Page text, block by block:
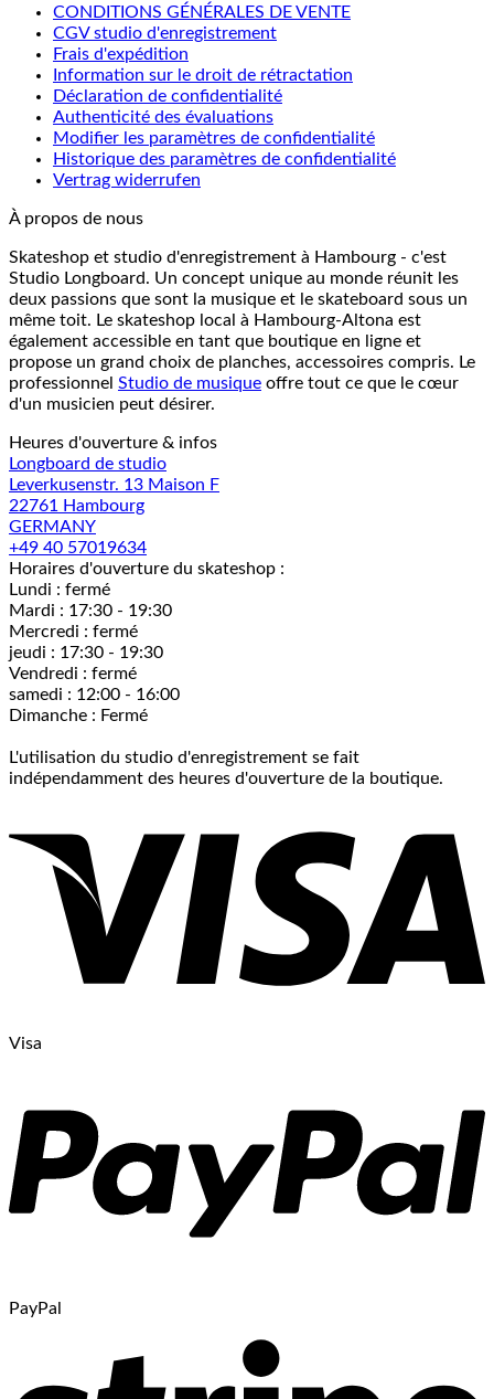
CONDITIONS GÉNÉRALES DE VENTE
CGV studio d'enregistrement
Frais d'expédition
Information sur le droit de rétractation
Déclaration de confidentialité
Authenticité des évaluations
Modifier les paramètres de confidentialité
Historique des paramètres de confidentialité
Vertrag widerrufen
À propos de nous
Skateshop et studio d'enregistrement à Hambourg - c'est
Studio Longboard. Un concept unique au monde réunit les
deux passions que sont la musique et le skateboard sous un
même toit. Le skateshop local à Hambourg-Altona est
également accessible en tant que boutique en ligne et
propose un grand choix de planches, accessoires compris. Le
professionnel Studio de musique offre tout ce que le cœur
d'un musicien peut désirer.
Heures d'ouverture & infos
Longboard de studio
Leverkusenstr. 13 Maison F
22761 Hambourg
GERMANY
+49 40 57019634
Horaires d'ouverture du skateshop :
Lundi : fermé
Mardi : 17:30 - 19:30
Mercredi : fermé
jeudi : 17:30 - 19:30
Vendredi : fermé
samedi : 12:00 - 16:00
Dimanche : Fermé
L'utilisation du studio d'enregistrement se fait
indépendamment des heures d'ouverture de la boutique.
Visa
PayPal